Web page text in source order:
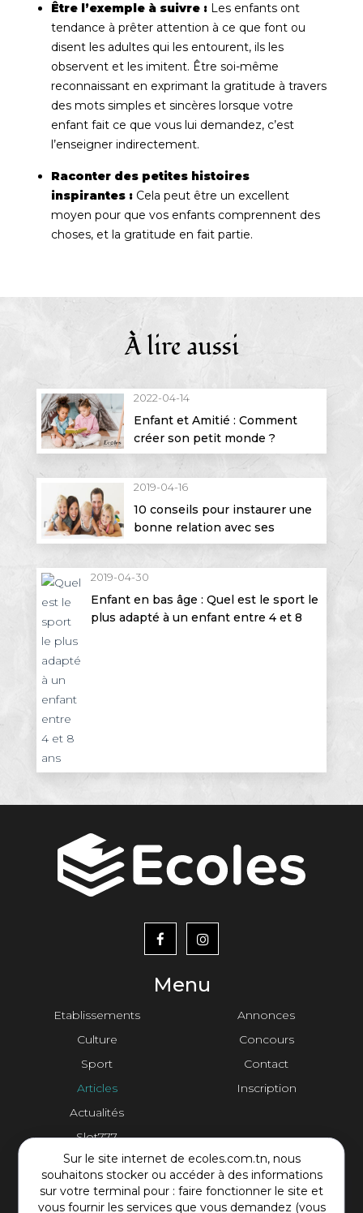
Être l’exemple à suivre : Les enfants ont
tendance à prêter attention à ce que font ou
disent les adultes qui les entourent, ils les
observent et les imitent. Être soi-même
reconnaissant en exprimant la gratitude à travers
des mots simples et sincères lorsque votre
enfant fait ce que vous lui demandez, c’est
l’enseigner indirectement.
Raconter des petites histoires
inspirantes : Cela peut être un excellent
moyen pour que vos enfants comprennent des
choses, et la gratitude en fait partie.
À lire aussi
2022-04-14
Enfant et Amitié : Comment
créer son petit monde ?
2019-04-16
10 conseils pour instaurer une
bonne relation avec ses
enfants
2019-04-30
Enfant en bas âge : Quel est le sport le
plus adapté à un enfant entre 4 et 8
Sur le site internet de ecoles.com.tn, nous
souhaitons stocker ou accéder à des informations
sur votre terminal pour : faire fonctionner le site et
vous fournir les services que vous demandez (vous
Menu
Etablissements
Culture
Sport
Articles
Actualités
Slot777
menu
footer2
Annonces
Concours
Contact
Inscription
Contact Plateforme